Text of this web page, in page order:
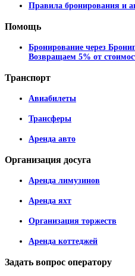
Правила бронирования и
Помощь
Бронирование через
Возвращаем 5% от
Транспорт
Авиабилеты
Трансферы
Аренда авто
Организация досуга
Аренда лимузинов
Аренда яхт
Организация торжеств
Аренда коттеджей
Задать вопрос оператору